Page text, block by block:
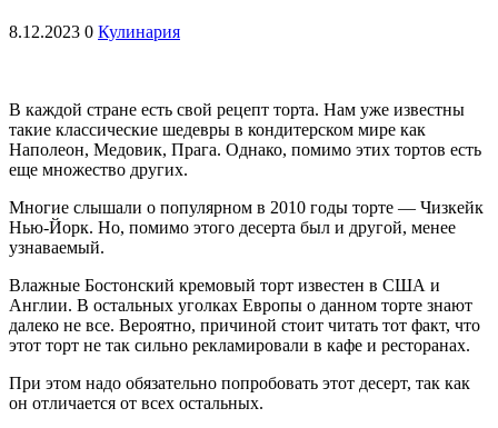
8.12.2023 0 Кулинария
В каждой стране есть свой рецепт торта. Нам уже известны
такие классические шедевры в кондитерском мире как
Наполеон, Медовик, Прага. Однако, помимо этих тортов есть
еще множество других.
Многие слышали о популярном в 2010 годы торте — Чизкейк
Нью-Йорк. Но, помимо этого десерта был и другой, менее
узнаваемый.
Влажные Бостонский кремовый торт известен в США и
Англии. В остальных уголках Европы о данном торте знают
далеко не все. Вероятно, причиной стоит читать тот факт, что
этот торт не так сильно рекламировали в кафе и ресторанах.
При этом надо обязательно попробовать этот десерт, так как
он отличается от всех остальных.